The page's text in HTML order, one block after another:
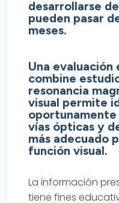
desarrollarse
pueden pasar
meses.
Una evaluación
combine
resonancia
visual permite
oportunamente
vías ópticas y
más adecuado
función visual.
La información
tiene fines